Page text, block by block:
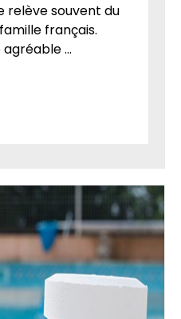
relève souvent du
français.
...